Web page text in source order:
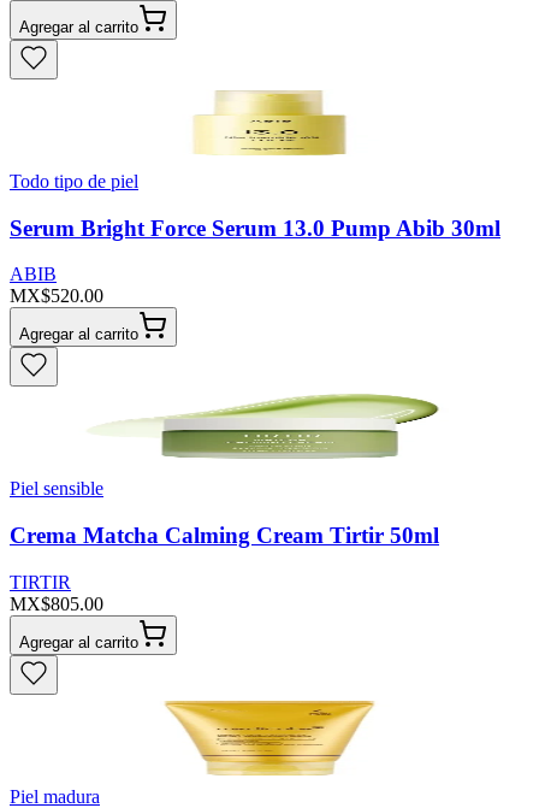
Agregar al carrito
Todo tipo de piel
Serum Bright Force Serum 13.0 Pump Abib 30ml
ABIB
MX$520.00
Agregar al carrito
Piel sensible
Crema Matcha Calming Cream Tirtir 50ml
TIRTIR
MX$805.00
Agregar al carrito
Piel madura